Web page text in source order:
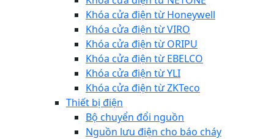
Khóa cửa điện từ Honeywell
Khóa cửa điện từ VIRO
Khóa cửa điện từ ORIPU
Khóa cửa điện từ EBELCO
Khóa cửa điện từ YLI
Khóa cửa điện từ ZKTeco
Thiết bị điện
Bộ chuyển đổi nguồn
Nguồn lưu điện cho báo cháy